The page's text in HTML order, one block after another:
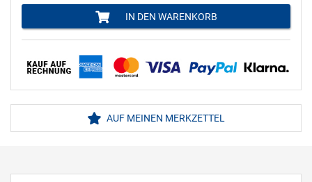
IN DEN WARENKORB
AUF MEINEN MERKZETTEL